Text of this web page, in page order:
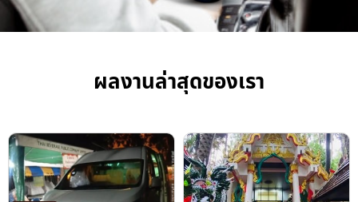
ผลงานล่าสุดของเรา